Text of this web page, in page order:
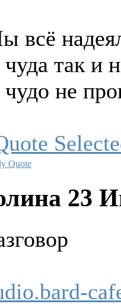
всё
так и
не
Quote
23